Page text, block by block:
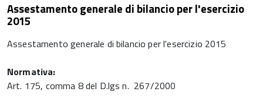
Assestamento generale di bilancio per l'esercizio
2015
Assestamento generale di bilancio per l'esercizio 2015
Normativa:
Art. 175, comma 8 del D.lgs n. 267/2000